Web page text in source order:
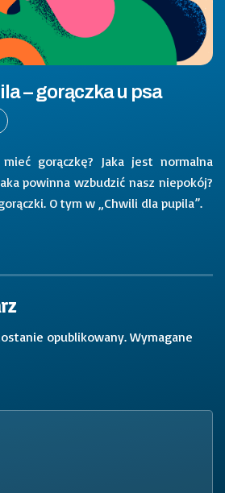
– gorączka u psa
gorączkę? Jaka jest normalna
powinna wzbudzić nasz niepokój?
O tym w „Chwili dla pupila”.
opublikowany. Wymagane